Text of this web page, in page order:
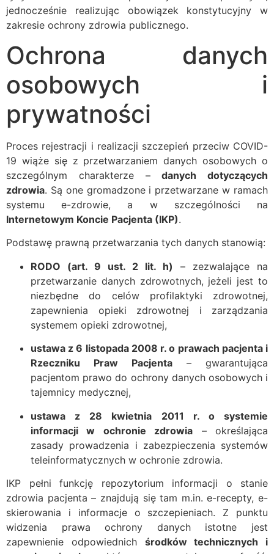
jednocześnie realizując obowiązek konstytucyjny w
zakresie ochrony zdrowia publicznego.
Ochrona danych
osobowych i
prywatności
Proces rejestracji i realizacji szczepień przeciw COVID-
19 wiąże się z przetwarzaniem danych osobowych o
szczególnym charakterze –danych dotyczących
zdrowia. Są one gromadzone i przetwarzane w ramach
systemu e-zdrowie, a w szczególności na
Internetowym Koncie Pacjenta (IKP).
Podstawę prawną przetwarzania tych danych stanowią:
RODO (art. 9 ust. 2 lit. h) – zezwalające na
przetwarzanie danych zdrowotnych, jeżeli jest to
niezbędne do celów profilaktyki zdrowotnej,
zapewnienia opieki zdrowotnej i zarządzania
systemem opieki zdrowotnej,
ustawa z 6 listopada 2008 r. o prawach pacjenta i
Rzeczniku Praw Pacjenta – gwarantująca
pacjentom prawo do ochrony danych osobowych i
tajemnicy medycznej,
ustawa z 28 kwietnia 2011 r. o systemie
informacji w ochronie zdrowia – określająca
zasady prowadzenia i zabezpieczenia systemów
teleinformatycznych w ochronie zdrowia.
IKP pełni funkcję repozytorium informacji o stanie
zdrowia pacjenta – znajdują się tam m.in. e-recepty, e-
skierowania i informacje o szczepieniach. Z punktu
widzenia prawa ochrony danych istotne jest
zapewnienie odpowiednich środków technicznych i